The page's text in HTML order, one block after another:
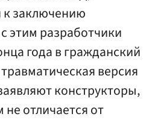
к заключению
этим разработчики
года в гражданский
версия
конструкторы,
отличается от